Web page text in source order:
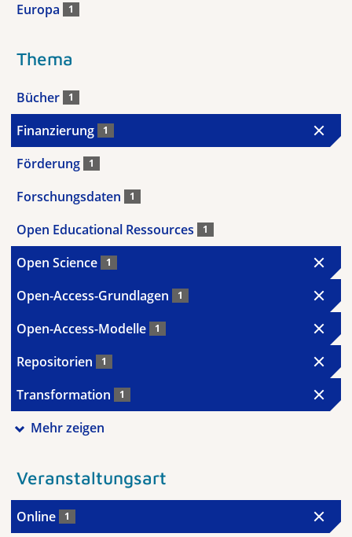
Europa 1
Thema
Bücher 1
Finanzierung 1
Förderung 1
Forschungsdaten 1
Open Educational Ressources 1
Open Science 1
Open-Access-Grundlagen 1
Open-Access-Modelle 1
Repositorien 1
Transformation 1
Mehr zeigen
Veranstaltungsart
Online 1